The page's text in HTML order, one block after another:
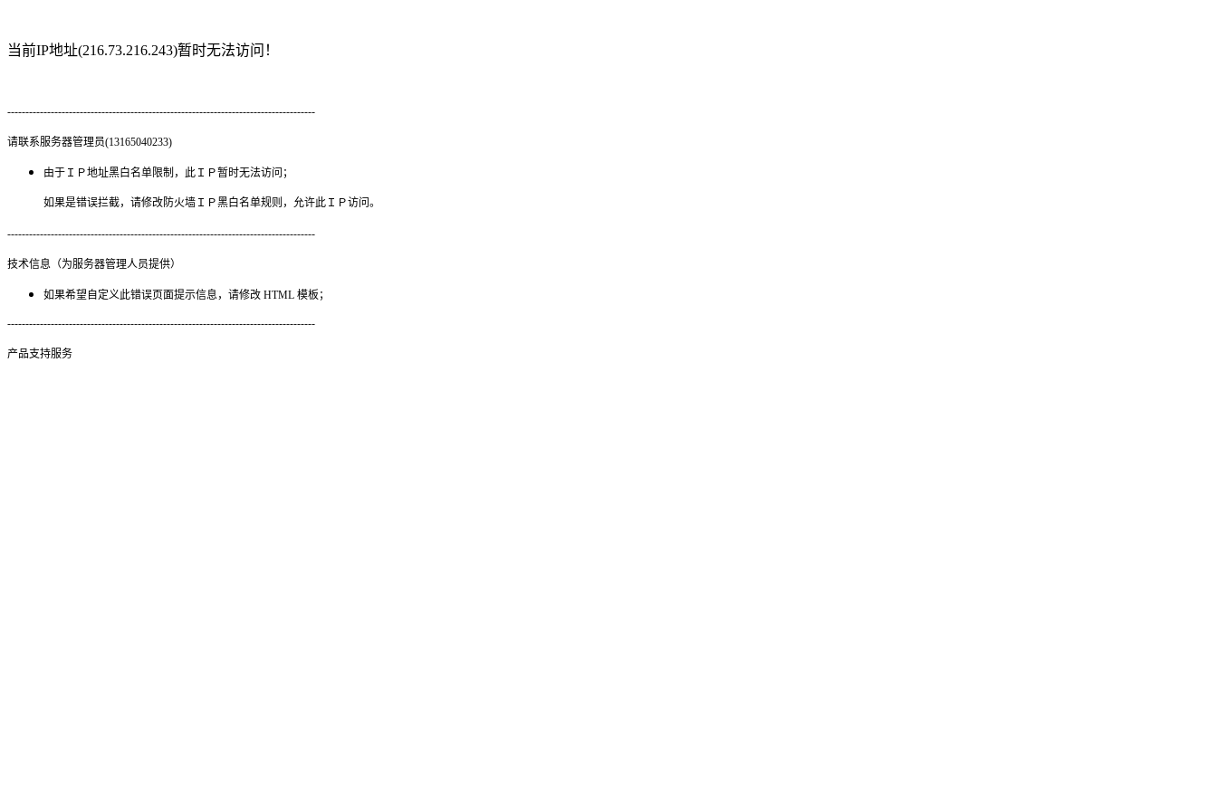
当前IP地址(216.73.216.243)暂时无法访问！
-------------------------------------------------------------------------------------
请联系服务器管理员(13165040233)
由于ＩＰ地址黑白名单限制，此ＩＰ暂时无法访问；
如果是错误拦截，请修改防火墙ＩＰ黑白名单规则，允许此ＩＰ访问。
-------------------------------------------------------------------------------------
技术信息（为服务器管理人员提供）
如果希望自定义此错误页面提示信息，请修改 HTML 模板；
-------------------------------------------------------------------------------------
产品支持服务